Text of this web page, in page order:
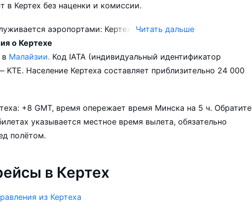
в Кертех без наценки и комиссии.
аэропортами: Кертех. Читать дальше
купить авиабилеты в Кертех заранее, чтобы вы могли
перелёта, ориентируясь на свои пожелания и финансовые
о Кертехе
в Малайзии. Код IATA (индивидуальный идентификатор
KTE. Население Кертеха составляет приблизительно 24 000
+8 GMT, время опережает время Минска на 5 ч. Обратите
указывается местное время вылета, обязательно
полётом.
в Кертех
из Кертеха